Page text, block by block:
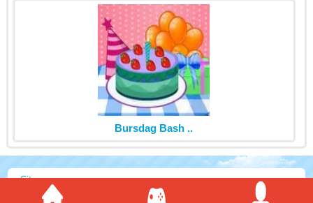
Bursdag Bash ..
Sitemap